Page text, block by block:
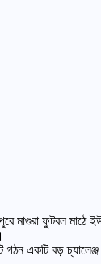
মাগুরা ফুটবল
গঠন একটি বড়